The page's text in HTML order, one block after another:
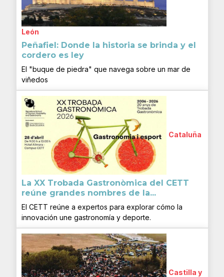
León
Peñafiel: Donde la historia se brinda y el
cordero es ley
El "buque de piedra" que navega sobre un mar de
viñedos
Cataluña
La XX Trobada Gastronòmica del CETT
reúne grandes nombres de la...
El CETT reúne a expertos para explorar cómo la
innovación une gastronomía y deporte.
Castilla y